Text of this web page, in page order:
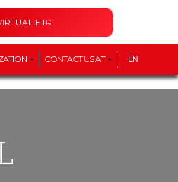
ETR
CONTACT US AT EN